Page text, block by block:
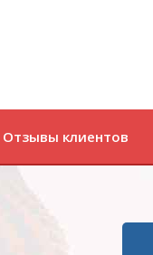
Отзывы клиентов